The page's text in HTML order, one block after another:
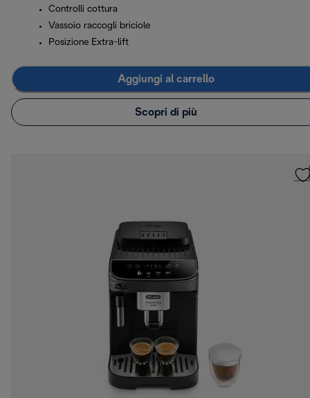
Controlli cottura
Vassoio raccogli briciole
Posizione Extra-lift
Aggiungi al carrello
Scopri di più